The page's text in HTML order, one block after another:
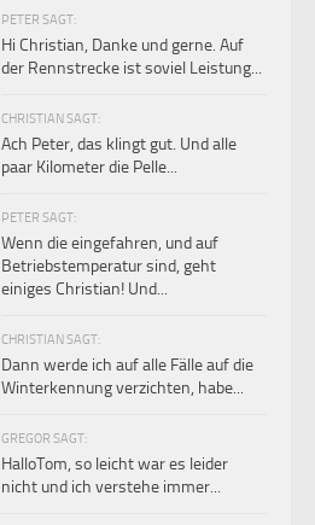
PETER SAGT:
Hi Christian, Danke und gerne. Auf
der Rennstrecke ist soviel Leistung...
CHRISTIAN SAGT:
Ach Peter, das klingt gut. Und alle
paar Kilometer die Pelle...
PETER SAGT:
Wenn die eingefahren, und auf
Betriebstemperatur sind, geht
einiges Christian! Und...
CHRISTIAN SAGT:
Dann werde ich auf alle Fälle auf die
Winterkennung verzichten, habe...
GREGOR SAGT:
HalloTom, so leicht war es leider
nicht und ich verstehe immer...